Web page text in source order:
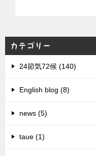
カテゴリー
24節気72候 (140)
English blog (8)
news (5)
taue (1)